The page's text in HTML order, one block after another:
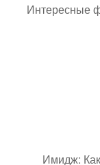
Интересные
Имидж: